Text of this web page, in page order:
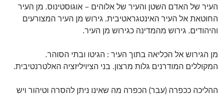
העיר של האדם השטן והעיר של אלוהים – אוגוסטינוס. מן העיר
החוטאת אל העיר האינטגראטיבית. גירוש מן העיר המצורעים
והיהודים. גירוש מהמדינה כגירוש מן העיר.
מן הגירוש אל הכליאה בתוך העיר : הגיטו ובתי הסוהר.
המקוללים המודרנים גלות מרצון. בני הציויליזציה האלטרנטיבית.
ההליכה ככפרה (עבר) הכפרה מה שאינו ניתן להסרה וטיהור ויש